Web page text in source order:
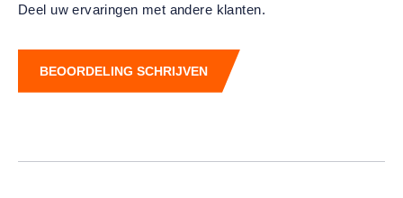
Deel uw ervaringen met andere klanten.
BEOORDELING SCHRIJVEN